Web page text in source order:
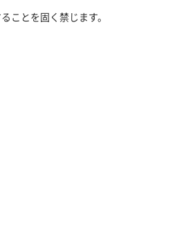
ことを固く禁じます。